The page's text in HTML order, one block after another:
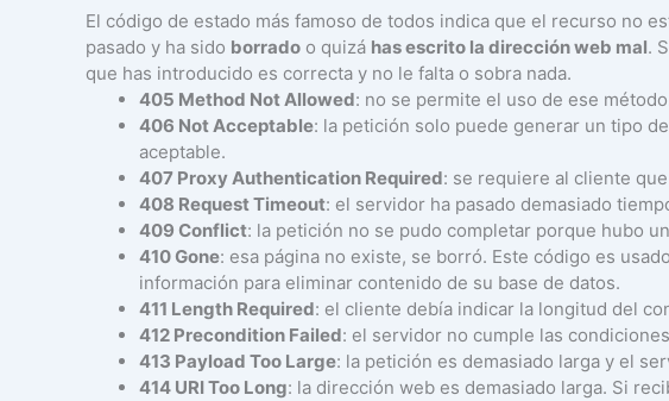
El código de estado más famoso de todos indica que el recurso no
pasado y ha sido borrado o quizá has escrito la dirección web mal.
que has introducido es correcta y no le falta o sobra nada.
405 Method Not Allowed: no se permite el uso de ese
406 Not Acceptable: la petición solo puede generar un tipo
aceptable.
407 Proxy Authentication Required: se requiere al cliente
408 Request Timeout: el servidor ha pasado demasiado
409 Conflict: la petición no se pudo completar porque hubo
410 Gone: esa página no existe, se borró. Este código es
información para eliminar contenido de su base de datos.
411 Length Required: el cliente debía indicar la longitud del
412 Precondition Failed: el servidor no cumple las
413 Payload Too Large: la petición es demasiado larga y el
414 URI Too Long: la dirección web es demasiado larga. Si